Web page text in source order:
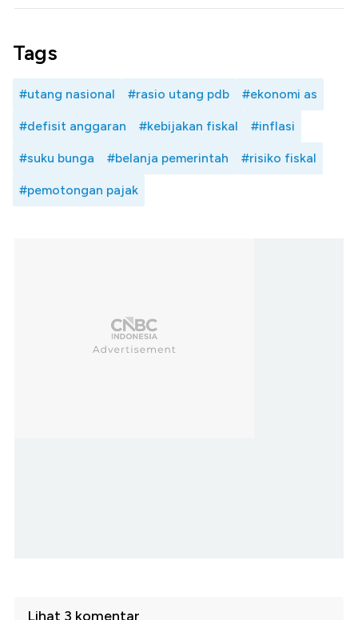
Tags
#utang nasional #rasio utang pdb #ekonomi as
#defisit anggaran #kebijakan fiskal #inflasi
#suku bunga #belanja pemerintah #risiko fiskal
#pemotongan pajak
Lihat 3 komentar